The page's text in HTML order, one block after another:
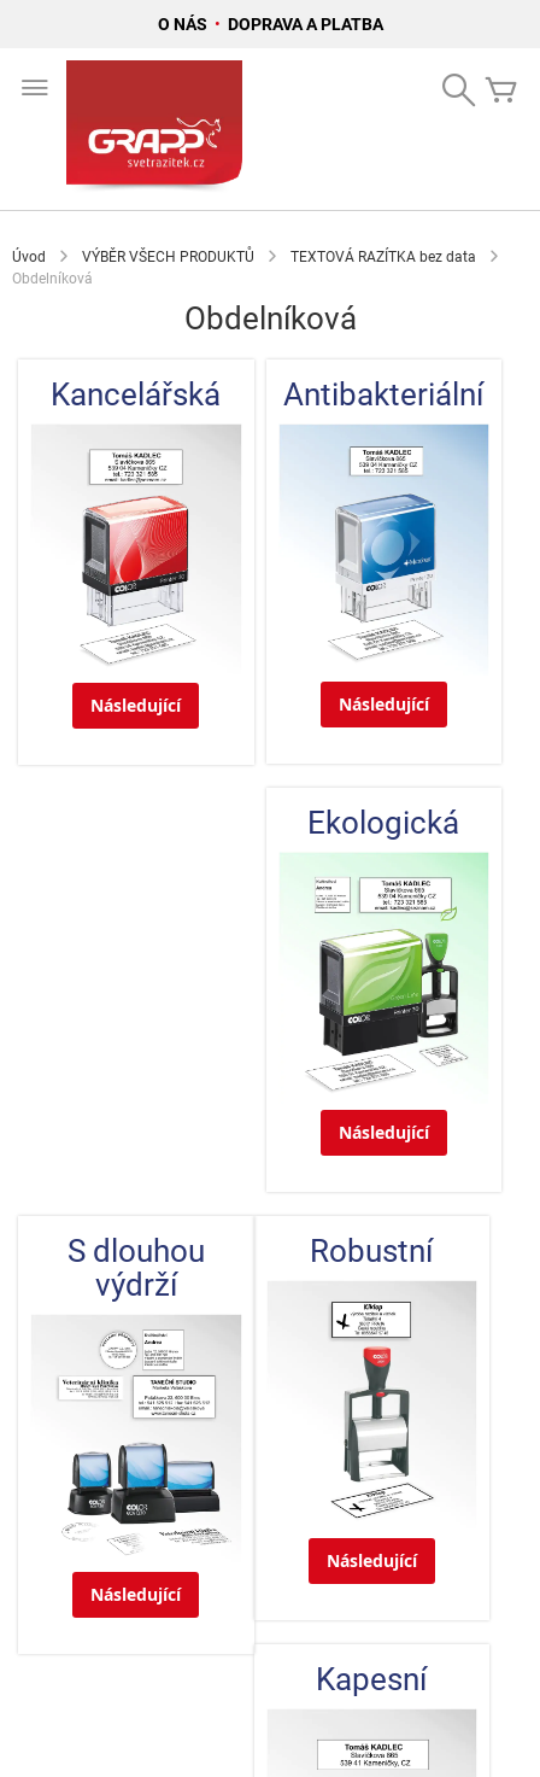
O NÁS • DOPRAVA A PLATBA
Search
Úvod VÝBĚR VŠECH PRODUKTŮ
TEXTOVÁ RAZÍTKA bez data
Obdelníková
Obdelníková
Kancelářská
Následující
Antibakteriální
Následující
Ekologická
Následující
S dlouhou
výdrží
Následující
Robustní
Následující
Kapesní